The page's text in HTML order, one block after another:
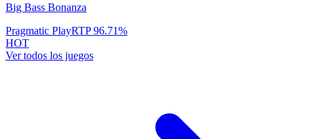
Big Bass Bonanza
Pragmatic PlayRTP96.71%
HOT
Ver todos los juegos